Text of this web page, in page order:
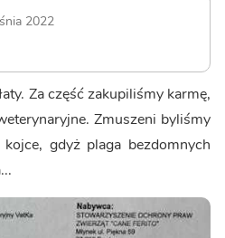
2022
Za część zakupiliśmy karmę,
Zmuszeni byliśmy
gdyż plaga bezdomnych